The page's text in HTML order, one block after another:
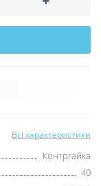
Всі характеристики
Контргайка
40